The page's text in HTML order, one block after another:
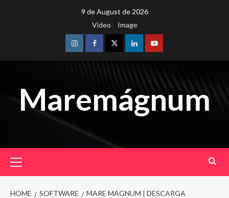
9 de August de 2026
Video
Image
InstagramFacebookTwitterLinkedinYoutube
Maremágnum
Menu
HOME SOFTWARE
MARE MAGNUM | DESCARGA